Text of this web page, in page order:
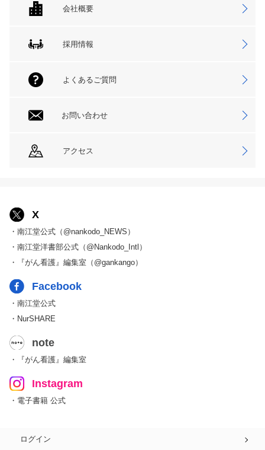
会社概要
採用情報
よくあるご質問
お問い合わせ
アクセス
X
・南江堂公式（@nankodo_NEWS）
・南江堂洋書部公式（@Nankodo_Intl）
・『がん看護』編集室（@gankango）
Facebook
・南江堂公式
・NurSHARE
note
・『がん看護』編集室
Instagram
・電子書籍 公式
ログイン